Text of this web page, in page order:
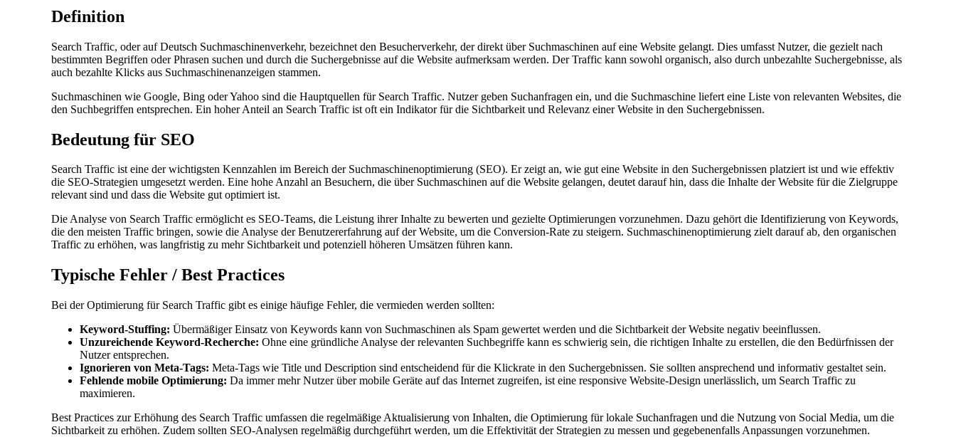
Definition
Search Traffic, oder auf Deutsch Suchmaschinenverkehr, bezeichnet den Besucherverkehr, der direkt über Suchmaschinen auf eine Website gelangt. Dies umfasst Nutzer, die gezielt nach
bestimmten Begriffen oder Phrasen suchen und durch die Suchergebnisse auf die Website aufmerksam werden. Der Traffic kann sowohl organisch, also durch unbezahlte Suchergebnisse, als
auch bezahlte Klicks aus Suchmaschinenanzeigen stammen.
Suchmaschinen wie Google, Bing oder Yahoo sind die Hauptquellen für Search Traffic. Nutzer geben Suchanfragen ein, und die Suchmaschine liefert eine Liste von relevanten Websites, die
den Suchbegriffen entsprechen. Ein hoher Anteil an Search Traffic ist oft ein Indikator für die Sichtbarkeit und Relevanz einer Website in den Suchergebnissen.
Bedeutung für SEO
Search Traffic ist eine der wichtigsten Kennzahlen im Bereich der Suchmaschinenoptimierung (SEO). Er zeigt an, wie gut eine Website in den Suchergebnissen platziert ist und wie effektiv
die SEO-Strategien umgesetzt werden. Eine hohe Anzahl an Besuchern, die über Suchmaschinen auf die Website gelangen, deutet darauf hin, dass die Inhalte der Website für die Zielgruppe
relevant sind und dass die Website gut optimiert ist.
Die Analyse von Search Traffic ermöglicht es SEO-Teams, die Leistung ihrer Inhalte zu bewerten und gezielte Optimierungen vorzunehmen. Dazu gehört die Identifizierung von Keywords,
die den meisten Traffic bringen, sowie die Analyse der Benutzererfahrung auf der Website, um die Conversion-Rate zu steigern. Suchmaschinenoptimierung zielt darauf ab, den organischen
Traffic zu erhöhen, was langfristig zu mehr Sichtbarkeit und potenziell höheren Umsätzen führen kann.
Typische Fehler / Best Practices
Bei der Optimierung für Search Traffic gibt es einige häufige Fehler, die vermieden werden sollten:
Keyword-Stuffing: Übermäßiger Einsatz von Keywords kann von Suchmaschinen als Spam gewertet werden und die Sichtbarkeit der Website negativ beeinflussen.
Unzureichende Keyword-Recherche: Ohne eine gründliche Analyse der relevanten Suchbegriffe kann es schwierig sein, die richtigen Inhalte zu erstellen, die den Bedürfnissen der
Nutzer entsprechen.
Ignorieren von Meta-Tags: Meta-Tags wie Title und Description sind entscheidend für die Klickrate in den Suchergebnissen. Sie sollten ansprechend und informativ gestaltet sein.
Fehlende mobile Optimierung: Da immer mehr Nutzer über mobile Geräte auf das Internet zugreifen, ist eine responsive Website-Design unerlässlich, um Search Traffic zu
maximieren.
Best Practices zur Erhöhung des Search Traffic umfassen die regelmäßige Aktualisierung von Inhalten, die Optimierung für lokale Suchanfragen und die Nutzung von Social Media, um die
Sichtbarkeit zu erhöhen. Zudem sollten SEO-Analysen regelmäßig durchgeführt werden, um die Effektivität der Strategien zu messen und gegebenenfalls Anpassungen vorzunehmen.